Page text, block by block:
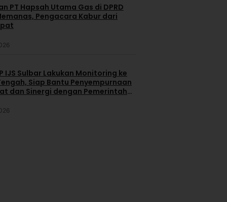
PT Hapsah Utama Gas di DPRD
Pengacara Kabur dari
IJS Sulbar Lakukan Monitoring ke
Siap Bantu Penyempurnaan
dan Sinergi dengan Pemerintah